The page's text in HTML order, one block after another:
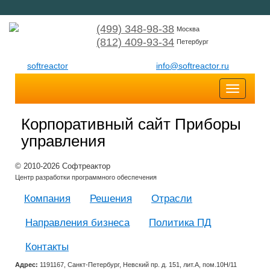
(499) 348-98-38 Москва
(812) 409-93-34 Петербург
softreactor info@softreactor.ru
Toggle
Корпоративный сайт Приборы
управления
© 2010-2026 Софтреактор
Центр разработки программного обеспечения
Компания Решения Отрасли
Направления бизнеса Политика ПД
Контакты
Адрес: 1191167, Санкт-Петербург, Невский пр. д. 151, лит.А, пом.10Н/11